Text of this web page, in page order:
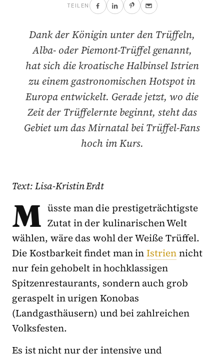
TEILEN
Dank der Königin unter den Trüffeln,
Alba- oder Piemont-Trüffel genannt,
hat sich die kroatische Halbinsel Istrien
zu einem gastronomischen Hotspot in
Europa entwickelt. Gerade jetzt, wo die
Zeit der Trüffelernte beginnt, steht das
Gebiet um das Mirnatal bei Trüffel-Fans
hoch im Kurs.
Text: Lisa-Kristin Erdt
M üsste man die prestigeträchtigste
Zutat in der kulinarischen Welt
wählen, wäre das wohl der Weiße Trüffel.
Die Kostbarkeit findet man inIstriennicht
nur fein gehobelt in hochklassigen
Spitzenrestaurants, sondern auch grob
geraspelt in urigen Konobas
(Landgasthäusern) und bei zahlreichen
Volksfesten.
Es ist nicht nur der intensive und